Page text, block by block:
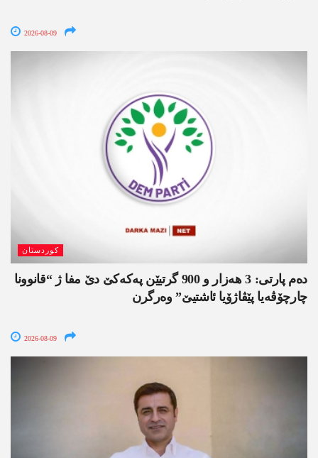
2026-08-09
کوردستان
دەم پارتی: 3 ھەزار و 900 گرتیێن پەکەکێ دێ مفا ژ “قانوونا
چارچۆڤەیا پێڤاژۆیا ئاشتیێ” وەرگرن
2026-08-09